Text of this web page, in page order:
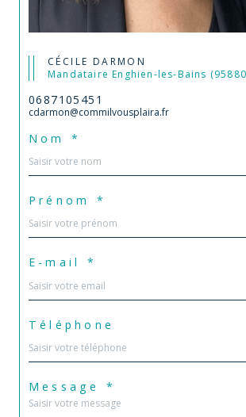
CÉCILE DARMON
Mandataire Enghien-les-Bains
0687105451
cdarmon@commilvousplaira.fr
Nom *
Prénom *
E-mail *
Téléphone
Message *